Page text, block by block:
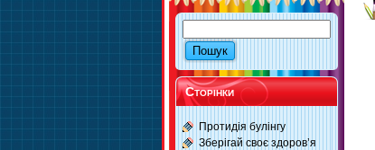
Сторінки
Протидія булінгу
Зберігай своє здоров’я